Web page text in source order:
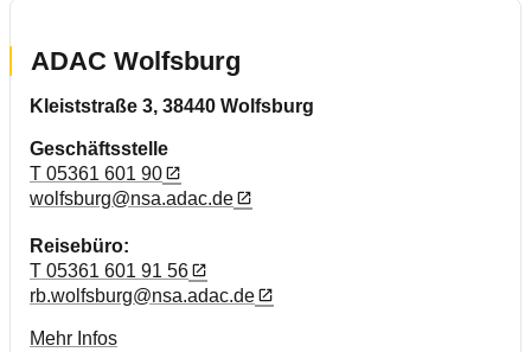
ADAC Wolfsburg
Kleiststraße 3, 38440 Wolfsburg
Geschäftsstelle
T 05361 601 90
wolfsburg@nsa.adac.de
Reisebüro:
T 05361 601 91 56
rb.wolfsburg@nsa.adac.de
Mehr Infos